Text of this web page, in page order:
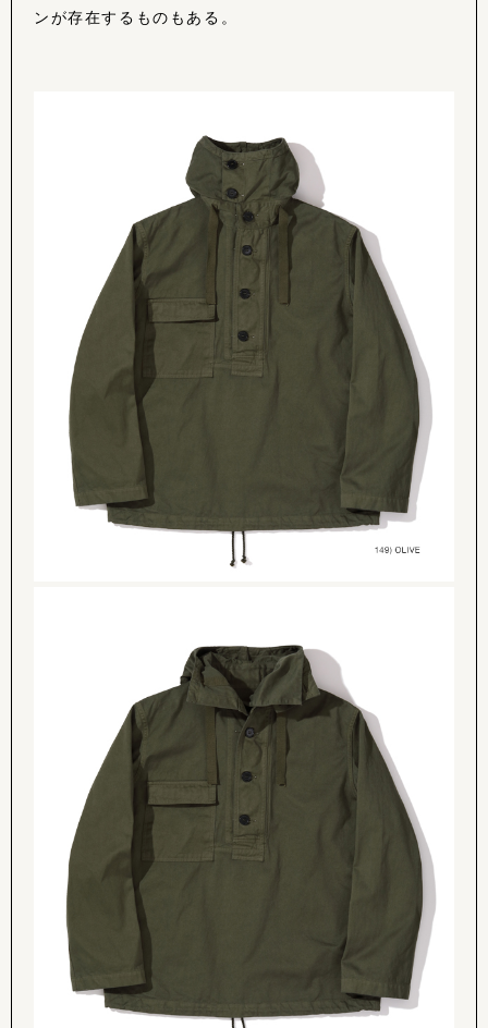
ンが存在するものもある。